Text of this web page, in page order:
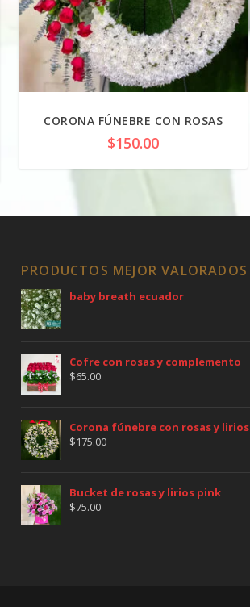
CORONA FÚNEBRE CON ROSAS
$150.00
PRODUCTOS MEJOR VALORADOS
baby breath ecuador
Cofre con rosas y complemento
$65.00
Corona fúnebre con rosas y lirios
$175.00
Bucket de rosas y lirios pink
$75.00